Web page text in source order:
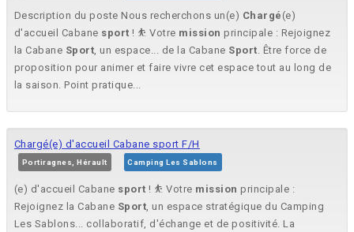
Description du poste Nous recherchons un(e) Chargé (e)
d'accueil Cabane sport ! ⛹️ Votre mission principale : Rejoignez
la Cabane Sport, un espace... de la Cabane Sport. Être force de
proposition pour animer et faire vivre cet espace tout au long de
la saison. Point pratique...
Chargé(e) d'accueil Cabane sport F/H
Portiragnes, Hérault Camping Les Sablons
(e) d'accueil Cabane sport ! ⛹️ Votre mission principale :
Rejoignez la Cabane Sport, un espace stratégique du Camping
Les Sablons... collaboratif, d'échange et de positivité. La